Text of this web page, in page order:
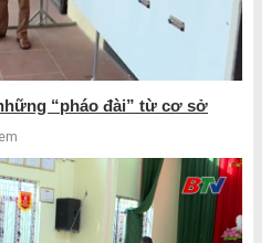
“pháo đài” từ cơ sở